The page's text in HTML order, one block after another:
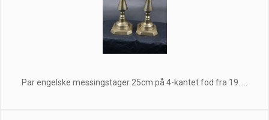
Par engelske messingstager 25cm på 4-kantet fod fra 19. ...